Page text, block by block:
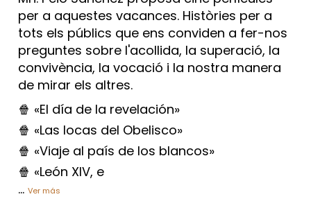
per a aquestes vacances. Històries per a
tots els públics que ens conviden a fer-nos
preguntes sobre l'acollida, la superació, la
convivència, la vocació i la nostra manera
de mirar els altres.
🍿 «El día de la revelación»
🍿 «Las locas del Obelisco»
🍿 «Viaje al país de los blancos»
🍿 «León XIV, e
... Ver más